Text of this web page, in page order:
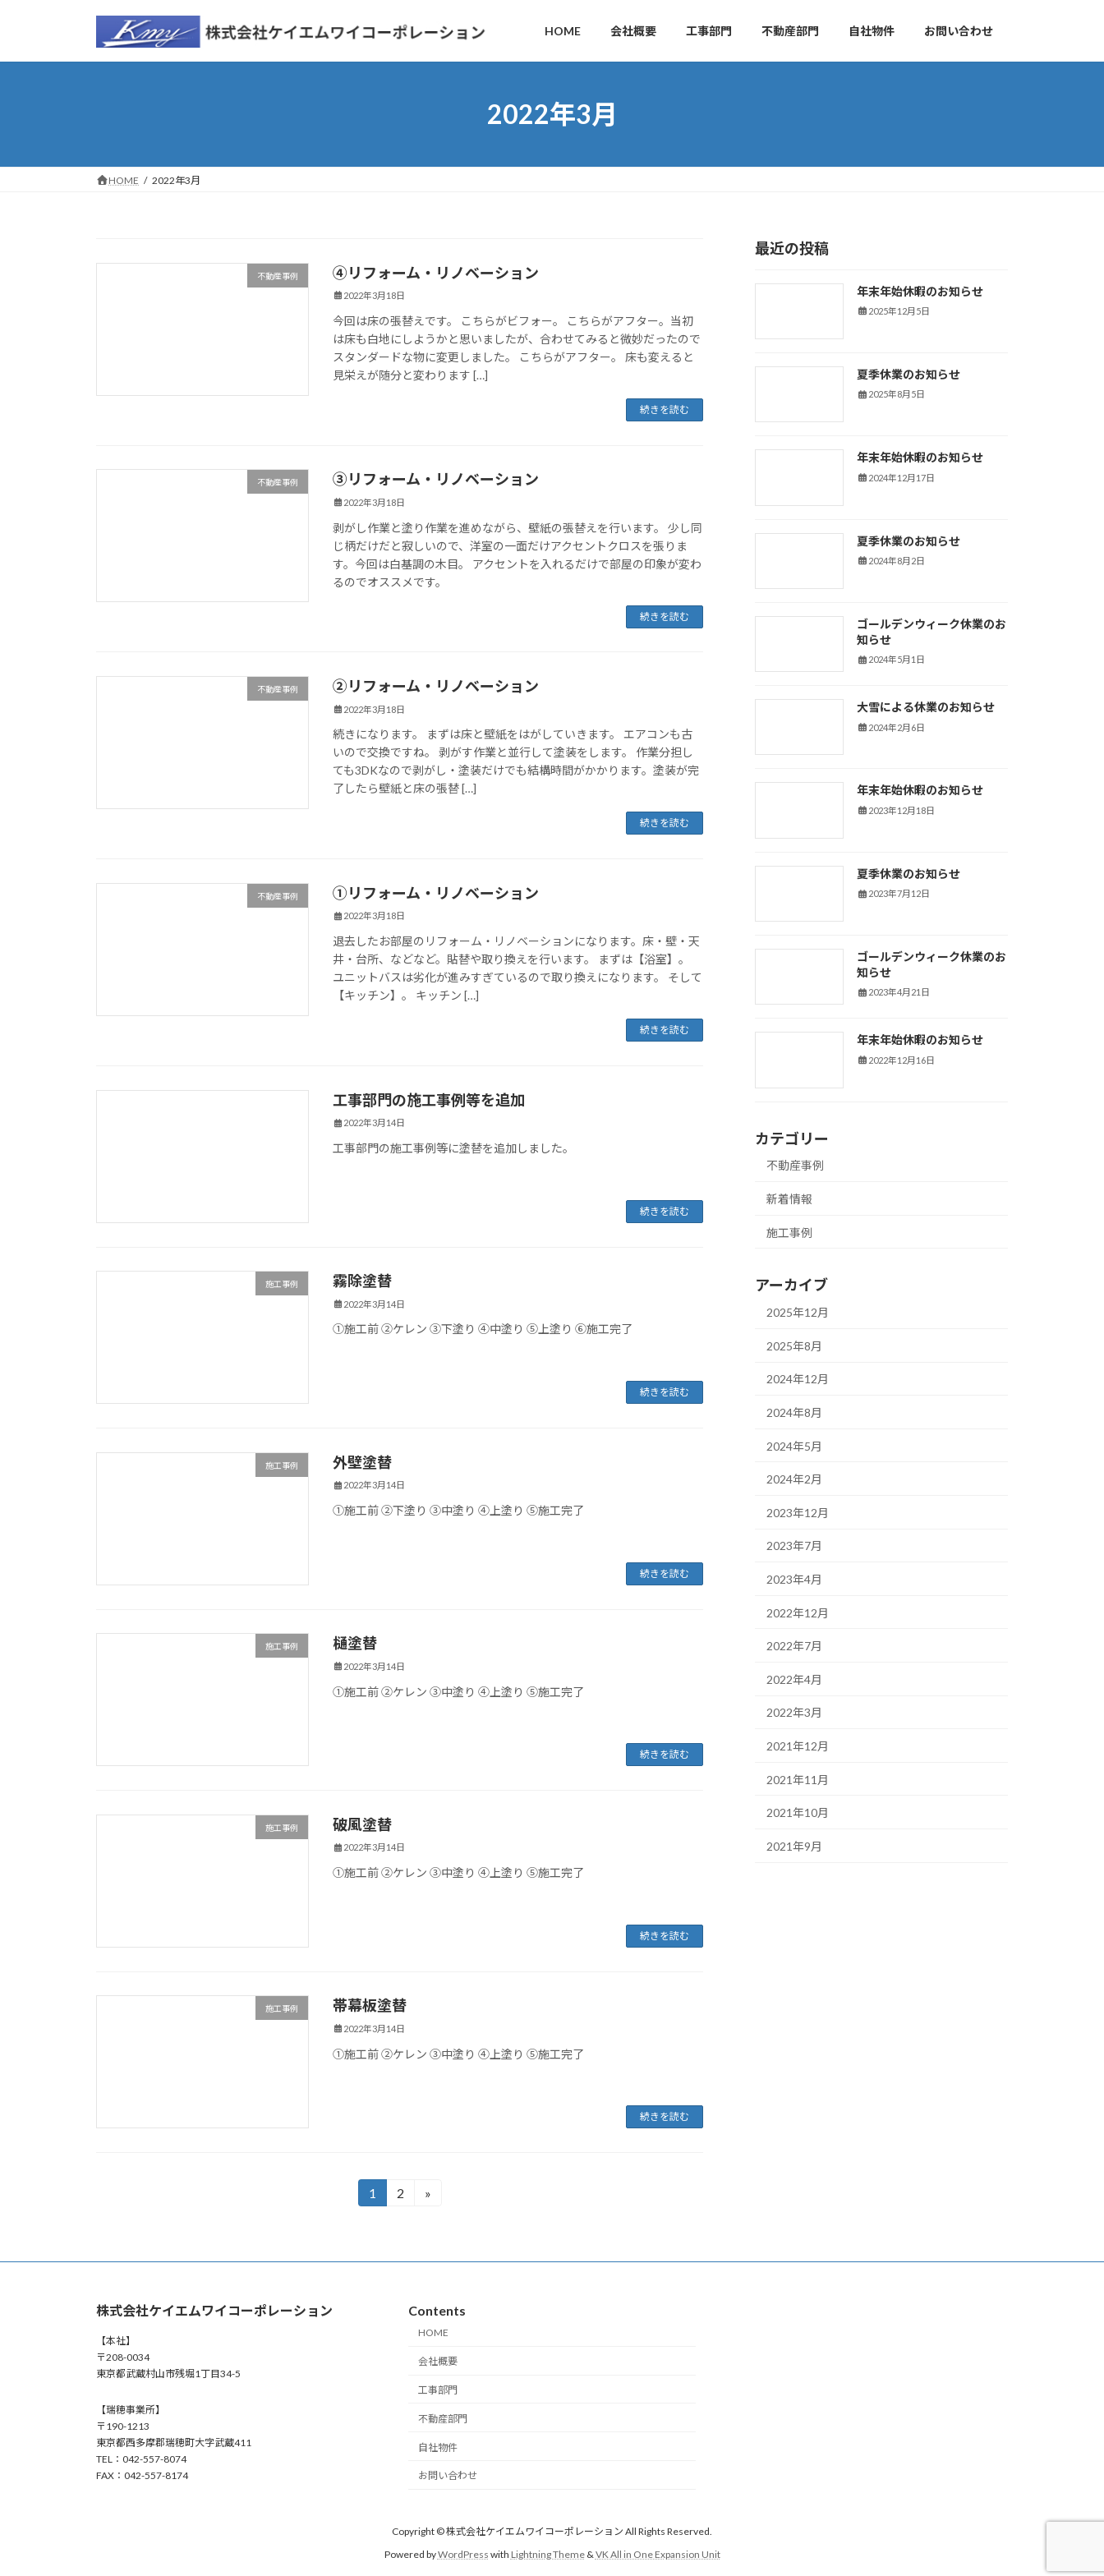
ッ
移
HOME 会社概要 工事部門 不動産部門 自社物件 お問い合わせ
2022年3月
HOME 2022年3月
不動産事例 ④リフォーム・リノベーション
2022年3月18日
今回は床の張替えです。 こちらがビフォー。 こちらがアフター。当初
は床も白地にしようかと思いましたが、合わせてみると微妙だったので
スタンダードな物に変更しました。 こちらがアフター。 床も変えると
見栄えが随分と変わります […]
続きを読む
不動産事例 ③リフォーム・リノベーション
2022年3月18日
剥がし作業と塗り作業を進めながら、壁紙の張替えを行います。 少し同
じ柄だけだと寂しいので、洋室の一面だけアクセントクロスを張りま
す。今回は白基調の木目。 アクセントを入れるだけで部屋の印象が変わ
るのでオススメです。
続きを読む
不動産事例 ②リフォーム・リノベーション
2022年3月18日
続きになります。 まずは床と壁紙をはがしていきます。 エアコンも古
いので交換ですね。 剥がす作業と並行して塗装をします。 作業分担し
ても3DKなので剥がし・塗装だけでも結構時間がかかります。塗装が完
了したら壁紙と床の張替 […]
続きを読む
不動産事例 ①リフォーム・リノベーション
2022年3月18日
退去したお部屋のリフォーム・リノベーションになります。床・壁・天
井・台所、などなど。貼替や取り換えを行います。 まずは【浴室】。
ユニットバスは劣化が進みすぎているので取り換えになります。 そして
【キッチン】。 キッチン […]
続きを読む
工事部門の施工事例等を追加
2022年3月14日
工事部門の施工事例等に塗替を追加しました。
続きを読む
施工事例 霧除塗替
2022年3月14日
①施工前 ②ケレン ③下塗り ④中塗り ⑤上塗り ⑥施工完了
続きを読む
施工事例 外壁塗替
2022年3月14日
①施工前 ②下塗り ③中塗り ④上塗り ⑤施工完了
続きを読む
施工事例 樋塗替
2022年3月14日
①施工前 ②ケレン ③中塗り ④上塗り ⑤施工完了
続きを読む
施工事例 破風塗替
2022年3月14日
①施工前 ②ケレン ③中塗り ④上塗り ⑤施工完了
続きを読む
施工事例 帯幕板塗替
2022年3月14日
①施工前 ②ケレン ③中塗り ④上塗り ⑤施工完了
続きを読む
の
ー
ジ
送
り
固
1
固
2 »
最近の投稿
年末年始休暇のお知らせ
2025年12月5日
夏季休業のお知らせ
2025年8月5日
年末年始休暇のお知らせ
2024年12月17日
夏季休業のお知らせ
2024年8月2日
ゴールデンウィーク休業のお
知らせ
2024年5月1日
大雪による休業のお知らせ
2024年2月6日
年末年始休暇のお知らせ
2023年12月18日
夏季休業のお知らせ
2023年7月12日
ゴールデンウィーク休業のお
知らせ
2023年4月21日
年末年始休暇のお知らせ
2022年12月16日
カテゴリー
不動産事例
新着情報
施工事例
アーカイブ
2025年12月
2025年8月
2024年12月
2024年8月
2024年5月
2024年2月
2023年12月
2023年7月
2023年4月
2022年12月
2022年7月
2022年4月
2022年3月
2021年12月
2021年11月
2021年10月
2021年9月
株式会社ケイエムワイコーポレーション
【本社】
〒208-0034
東京都武蔵村山市残堀1丁目34-5
【瑞穂事業所】
〒190-1213
東京都西多摩郡瑞穂町大字武蔵411
TEL：042-557-8074
FAX：042-557-8174
Contents
HOME
会社概要
工事部門
不動産部門
自社物件
お問い合わせ
Copyright © 株式会社ケイエムワイコーポレーション All Rights Reserved.
Powered byWordPress with Lightning Theme&VK All in One Expansion Unit